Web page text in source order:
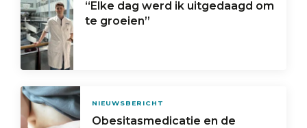
“Elke dag werd ik uitgedaagd om
te groeien”
NIEUWSBERICHT
Obesitasmedicatie en de